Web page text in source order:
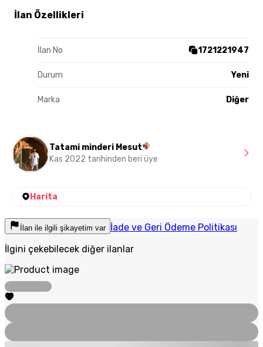
İlan Özellikleri
İlan No 1721221947
Durum Yeni
Marka Diğer
Tatami minderi Mesut
Kas 2022 tarihinden beri üye
Harita
İlan ile ilgili şikayetim var İade ve Geri Ödeme Politikası
İlgini çekebilecek diğer ilanlar